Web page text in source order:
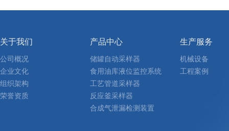
关于我们
公司概况
企业文化
组织架构
荣誉资质
产品中心
储罐自动采样器
食用油库液位监控系统
工艺管道采样器
反应釜采样器
合成气泄漏检测装置
生产服务
机械设备
工程案例